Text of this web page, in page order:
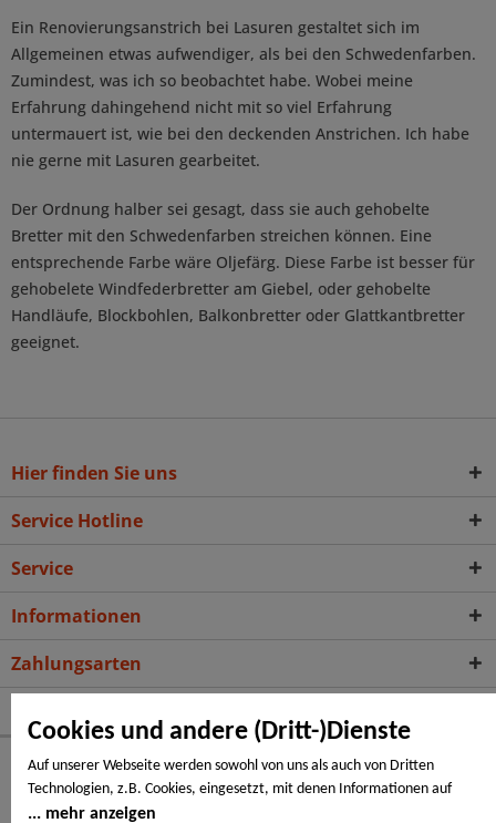
Cookies und andere (Dritt-)Dienste
Auf unserer Webseite werden sowohl von uns als auch von Dritten
Technologien, z.B. Cookies, eingesetzt, mit denen Informationen auf
Ihrem Endgerät gespeichert und/oder von Ihrem Endgerät abgerufen
mehr anzeigen
Ein Renovierungsanstrich bei Lasuren gestaltet sich im
Allgemeinen etwas aufwendiger, als bei den Schwedenfarben.
Zumindest, was ich so beobachtet habe. Wobei meine
Erfahrung dahingehend nicht mit so viel Erfahrung
untermauert ist, wie bei den deckenden Anstrichen. Ich habe
nie gerne mit Lasuren gearbeitet.
Der Ordnung halber sei gesagt, dass sie auch gehobelte
Bretter mit den Schwedenfarben streichen können. Eine
entsprechende Farbe wäre Oljefärg. Diese Farbe ist besser für
gehobelete Windfederbretter am Giebel, oder gehobelte
Handläufe, Blockbohlen, Balkonbretter oder Glattkantbretter
geeignet.
Hier finden Sie uns
Service Hotline
Service
Informationen
Zahlungsarten
© Copyright 2026 -Schwedenfarbe online kaufen
Flügge Holz, Ihr Holzhandel - Beratung & Verkauf in